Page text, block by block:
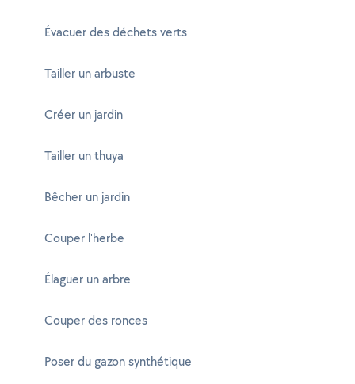
Évacuer des déchets verts
Tailler un arbuste
Créer un jardin
Tailler un thuya
Bêcher un jardin
Couper l'herbe
Élaguer un arbre
Couper des ronces
Poser du gazon synthétique